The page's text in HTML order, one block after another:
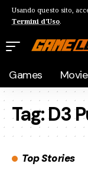
Usando questo sito,
Termini d'Uso.
Games
Tag:D3
Top Stories